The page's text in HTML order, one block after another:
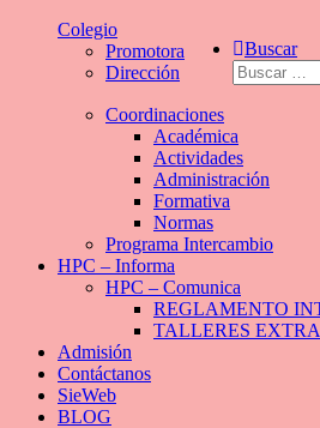
Buscar
Buscar:
Colegio
Promotora
Dirección
Coordinaciones
Académica
Actividades
Administración
Formativa
Normas
Programa Intercambio
HPC – Informa
HPC – Comunica
REGLAMENTO
TALLERES
Admisión
Contáctanos
SieWeb
BLOG